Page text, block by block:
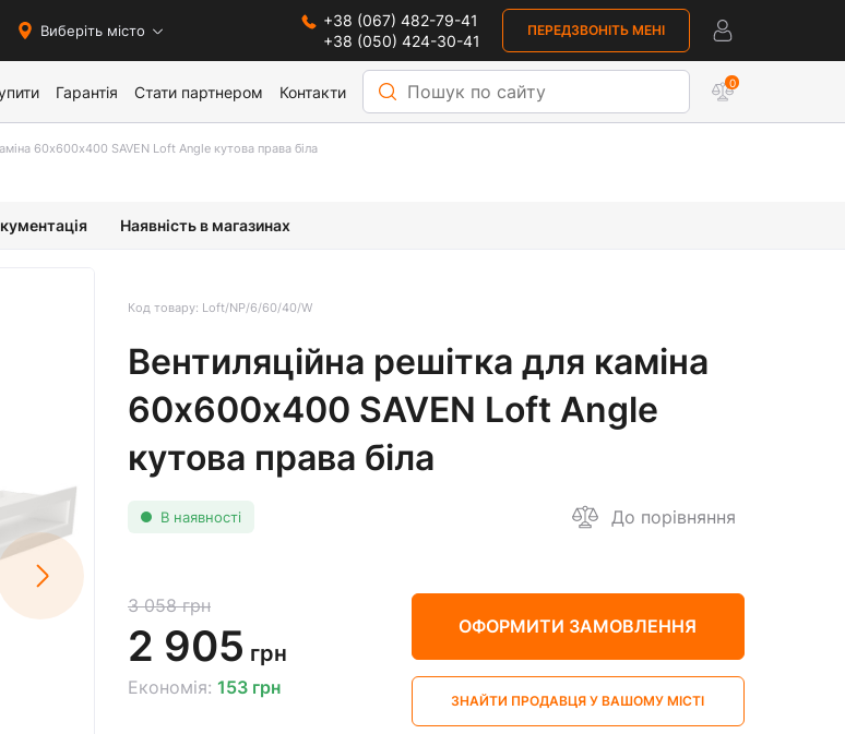
Виберіть місто
+38 (067) 482-79-41
+38 (050) 424-30-41
ПЕРЕДЗВОНІТЬ МЕНІ
Гарантія Стати партнером Контакти 0
60х600х400 SAVEN Loft Angle кутова права біла
Наявність в магазинах
Код товару: Loft/NP/6/60/40/W
Вентиляційна решітка для каміна
60х600х400 SAVEN Loft Angle
кутова права біла
В наявності До порівняння
3 058 грн
2 905 грн
Економія: 153 грн
ОФОРМИТИ ЗАМОВЛЕННЯ
ЗНАЙТИ ПРОДАВЦЯ У ВАШОМУ МІСТІ